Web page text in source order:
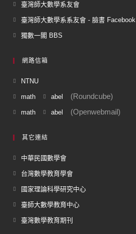
臺灣師大數學系友會
臺灣師大數學系系友會 - 臉書 Facebook
獨數一閣 BBS
網路信箱
NTNU
math abel (Roundcube)
math abel (Openwebmail)
其它連結
中華民國數學會
台灣數學教育學會
國家理論科學研究中心
臺師大數學教育中心
臺灣數學教育期刊